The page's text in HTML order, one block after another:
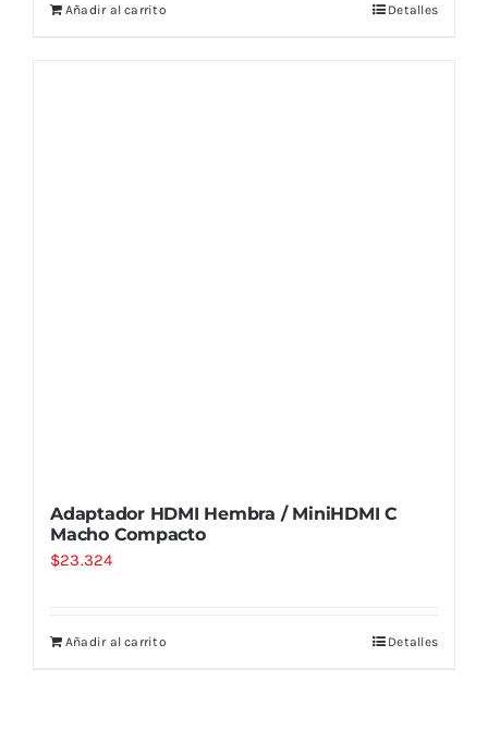
Añadir al carrito Detalles
Adaptador HDMI Hembra / MiniHDMI C
Macho Compacto
$23.324
Añadir al carrito Detalles